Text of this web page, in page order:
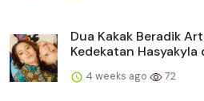
Dua Kakak Beradik
Kedekatan Hasyakyla
4 weeks ago 72